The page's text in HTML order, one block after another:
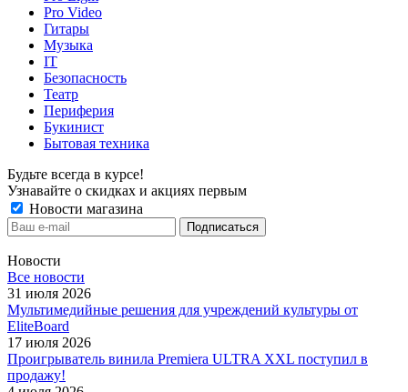
Pro Video
Гитары
Музыка
IT
Безопасность
Театр
Периферия
Букинист
Бытовая техника
Будьте всегда в курсе!
Узнавайте о скидках и акциях первым
Новости магазина
Новости
Все новости
31 июля 2026
Мультимедийные решения для учреждений культуры от
EliteBoard
17 июля 2026
Проигрыватель винила Premiera ULTRA XXL поступил в
продажу!